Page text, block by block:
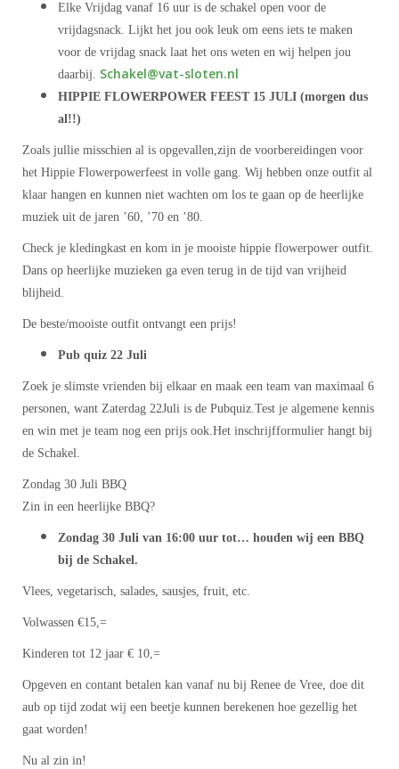
Elke Vrijdag vanaf 16 uur is de schakel open voor de
vrijdagsnack. Lijkt het jou ook leuk om eens iets te maken
voor de vrijdag snack laat het ons weten en wij helpen jou
daarbij. lekahcS@vat-sloten.nl
HIPPIE FLOWERPOWER FEEST 15 JULI (morgen dus
al!!)
Zoals jullie misschien al is opgevallen,zijn de voorbereidingen voor
het Hippie Flowerpowerfeest in volle gang. Wij hebben onze outfit al
klaar hangen en kunnen niet wachten om los te gaan op de heerlijke
muziek uit de jaren ’60, ’70 en ’80.
Check je kledingkast en kom in je mooiste hippie flowerpower outfit.
Dans op heerlijke muzieken ga even terug in de tijd van vrijheid
blijheid.
De beste/mooiste outfit ontvangt een prijs!
Pub quiz 22 Juli
Zoek je slimste vrienden bij elkaar en maak een team van maximaal 6
personen, want Zaterdag 22Juli is de Pubquiz.Test je algemene kennis
en win met je team nog een prijs ook.Het inschrijfformulier hangt bij
de Schakel.
Zondag 30 Juli BBQ
Zin in een heerlijke BBQ?
Zondag 30 Juli van 16:00 uur tot… houden wij een BBQ
bij de Schakel.
Vlees, vegetarisch, salades, sausjes, fruit, etc.
Volwassen €15,=
Kinderen tot 12 jaar € 10,=
Opgeven en contant betalen kan vanaf nu bij Renee de Vree, doe dit
aub op tijd zodat wij een beetje kunnen berekenen hoe gezellig het
gaat worden!
Nu al zin in!